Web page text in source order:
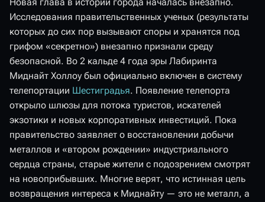
Исследования правительственных ученых (результаты
которых до сих пор вызывают споры и хранятся под
грифом «секретно») внезапно признали среду
безопасной. Во 2 кальде 4 года эры Лабиринта
Миднайт Холлоу был официально включен в систему
телепортации Шестиградья. Появление телепорта
открыло шлюзы для потока туристов, искателей
экзотики и новых корпоративных инвестиций. Пока
правительство заявляет о восстановлении добычи
металлов и «втором рождении» индустриального
сердца страны, старые жители с подозрением смотрят
на новоприбывших. Многие верят, что истинная цель
возвращения интереса к Миднайту — это не металл, а